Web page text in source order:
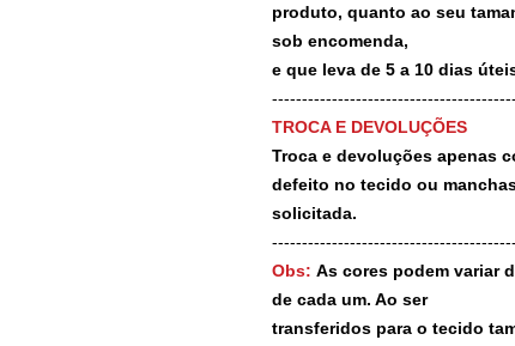
produto, quanto ao seu
sob encomenda,
e que leva de 5 a 10 dias
TROCA E DEVOLUÇÕES
Troca e devoluções apenas
defeito no tecido ou
solicitada.
Obs: As cores podem variar
de cada um. Ao ser
transferidos para o tecido